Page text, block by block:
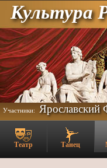
Культура
Участники: Ярославский
Театр Танец